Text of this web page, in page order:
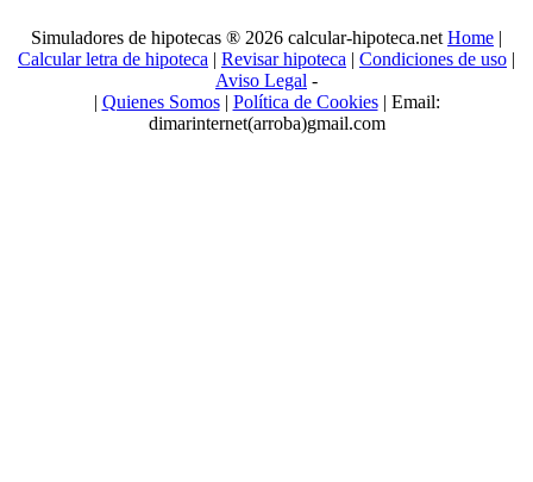
Simuladores de hipotecas ® 2026 calcular-hipoteca.net Home |
Calcular letra de hipoteca | Revisar hipoteca | Condiciones de uso |
Aviso Legal -
| Quienes Somos| Política de Cookies| Email:
dimarinternet(arroba)gmail.com